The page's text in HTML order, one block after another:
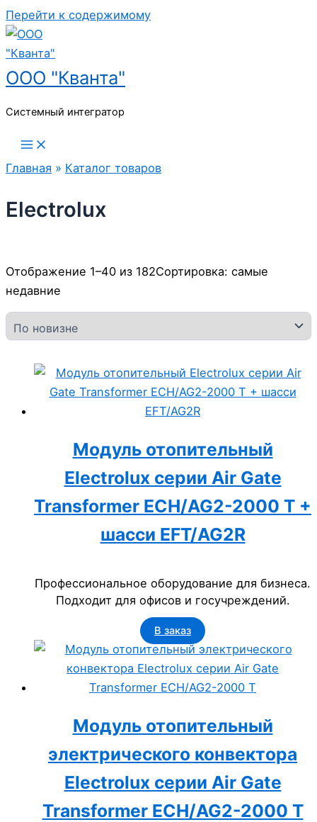
Перейти к содержимому
ООО "Кванта"
Системный интегратор
Главная » Каталог товаров
Electrolux
Отображение 1–40 из 182Сортировка: самые
недавние
Модуль отопительный
Electrolux серии Air Gate
Transformer ECH/AG2-2000 T +
шасси EFT/AG2R
Профессиональное оборудование для бизнеса.
Подходит для офисов и госучреждений.
В заказ
Модуль отопительный
электрического конвектора
Electrolux серии Air Gate
Transformer ECH/AG2-2000 T